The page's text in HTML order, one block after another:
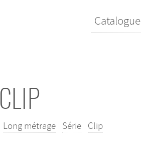
Catalogue
CLIP
Long métrage Série Clip